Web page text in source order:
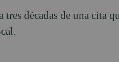
décadas de una cita